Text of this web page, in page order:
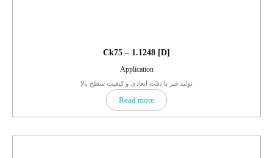
Ck75 – 1.1248 [D]
Application
تولید فنر با دقت ابعادی و کیفیت سطح بالا
Read more